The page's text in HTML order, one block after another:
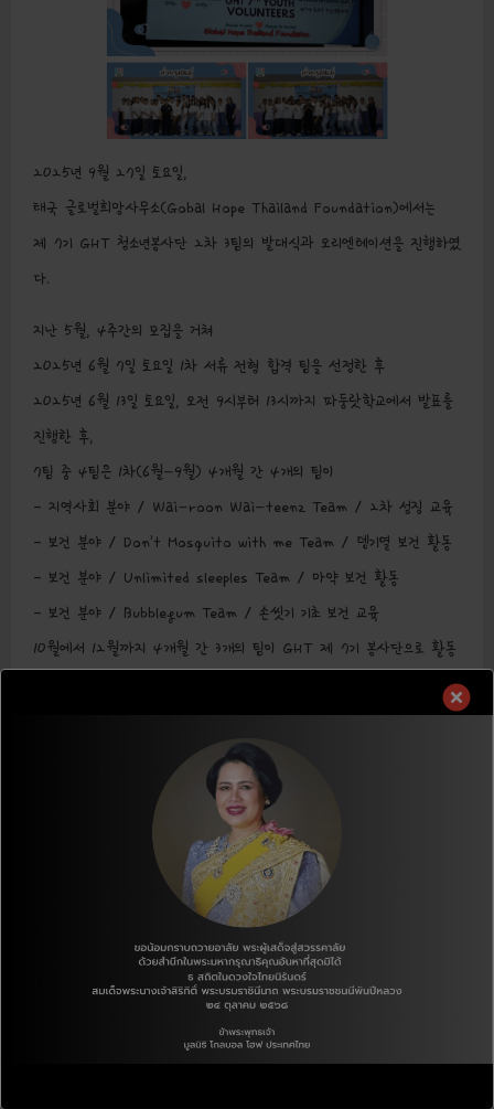
2025년 9월 27일 토요일,
태국 글로벌희망사무소(Gobal Hope Thailand Foundation)에서는
제 7기 GHT 청소년봉사단 2차 3팀의 발대식과 오리엔테이션을 진행하였
다.
지난 5월, 4주간의 모집을 거쳐
2025년 6월 7일 토요일 1차 서류 전형 합격 팀을 선정한 후
2025년 6월 13일 토요일, 오전 9시부터 13시까지 파둥랏학교에서 발표를
진행한 후,
7팀 중 4팀은 1차(6월-9월) 4개월 간 4개의 팀이
– 지역사회 분야 / Wai-roon Wai-teenz Team / 2차 성징 교육
– 보건 분야 / Don’t Mosquito with me Team / 뎅기열 보건 활동
– 보건 분야 / Unlimited sleeples Team / 마약 보건 활동
– 보건 분야 / Bubblegum Team / 손씻기 기초 보건 교육
10월에서 12월까지 4개월 간 3개의 팀이 GHT 제 7기 봉사단으로 활동
2차로 선정된 3팀과 각 팀원 10명 총30명이 발대식에 참여하였다.
제 7기 GHT 청소년봉사단 2차수로 활동하게 된 3개의 팀은 아래와 같
1. 보건 분야 / RE TO LEARN Team / 재활용 3R 교육 활동
2. 보건 분야 / Aroma Shield Team / 모기 예방 및 보건 교육 활동
3. 교육 분야 / Fun Science Team / 과학 교육 활동
참여자 사인과 활동 단복 지급과 제 7기 GHT 청소년봉사단 단원증 발급
을 위한 사진 촬영을 진행한 후.